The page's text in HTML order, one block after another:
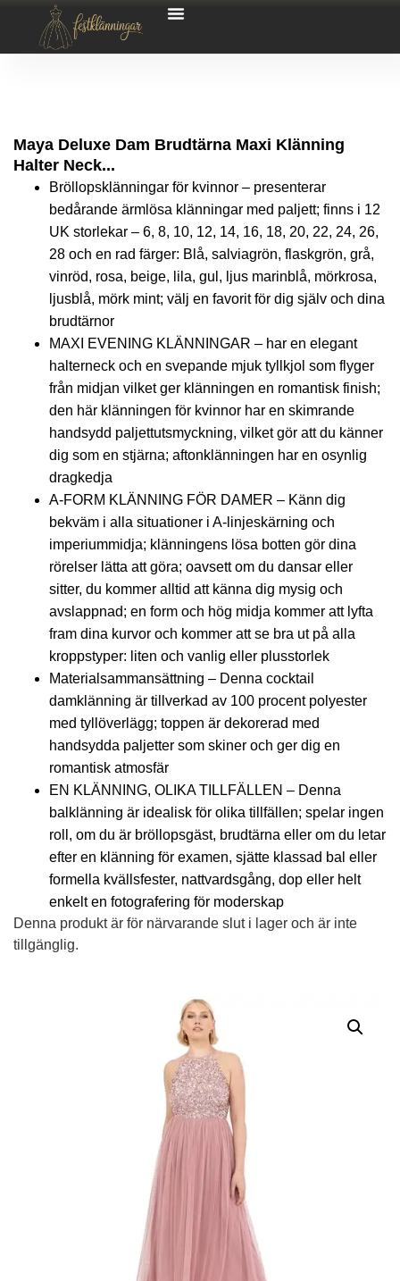
Maya Deluxe Dam Brudtärna Maxi Klänning
Halter Neck...
Bröllopsklänningar för kvinnor – presenterar
bedårande ärmlösa klänningar med paljett; finns i 12
UK storlekar – 6, 8, 10, 12, 14, 16, 18, 20, 22, 24, 26,
28 och en rad färger: Blå, salviagrön, flaskgrön, grå,
vinröd, rosa, beige, lila, gul, ljus marinblå, mörkrosa,
ljusblå, mörk mint; välj en favorit för dig själv och dina
brudtärnor
MAXI EVENING KLÄNNINGAR – har en elegant
halterneck och en svepande mjuk tyllkjol som flyger
från midjan vilket ger klänningen en romantisk finish;
den här klänningen för kvinnor har en skimrande
handsydd paljettutsmyckning, vilket gör att du känner
dig som en stjärna; aftonklänningen har en osynlig
dragkedja
A-FORM KLÄNNING FÖR DAMER – Känn dig
bekväm i alla situationer i A-linjeskärning och
imperiummidja; klänningens lösa botten gör dina
rörelser lätta att göra; oavsett om du dansar eller
sitter, du kommer alltid att känna dig mysig och
avslappnad; en form och hög midja kommer att lyfta
fram dina kurvor och kommer att se bra ut på alla
kroppstyper: liten och vanlig eller plusstorlek
Materialsammansättning – Denna cocktail
damklänning är tillverkad av 100 procent polyester
med tyllöverlägg; toppen är dekorerad med
handsydda paljetter som skiner och ger dig en
romantisk atmosfär
EN KLÄNNING, OLIKA TILLFÄLLEN – Denna
balklänning är idealisk för olika tillfällen; spelar ingen
roll, om du är bröllopsgäst, brudtärna eller om du letar
efter en klänning för examen, sjätte klassad bal eller
formella kvällsfester, nattvardsgång, dop eller helt
enkelt en fotografering för moderskap
Denna produkt är för närvarande slut i lager och är inte
tillgänglig.